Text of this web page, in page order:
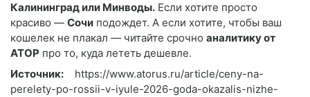
Калининград или Минводы. Если хотите просто
красиво — Сочи подождет. А если хотите, чтобы ваш
кошелек не плакал — читайте срочно аналитику от
АТОР про то, куда лететь дешевле.
Источник:
https://www.atorus.ru/article/ceny-na-
perelety-po-rossii-v-iyule-2026-goda-okazalis-nizhe-